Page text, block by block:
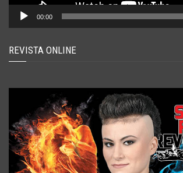
00:00
REVISTA ONLINE